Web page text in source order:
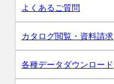
よくあるご質問
カタログ閲覧・資料請求
各種データダウンロード